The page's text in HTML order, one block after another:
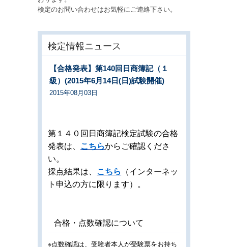
検定のお問い合わせはお気軽にご連絡下さい。
検定情報ニュース
【合格発表】第140回日商簿記（１
級）(2015年6月14日(日)試験開催)
2015年08月03日
第１４０回日商簿記検定試験の合格
発表は、 こちらからご確認くださ
い。
採点結果は、 こちら
（インターネッ
ト申込の方に限ります）。
合格・点数確認について
※点数確認は、受験者本人が受験票をお持ち